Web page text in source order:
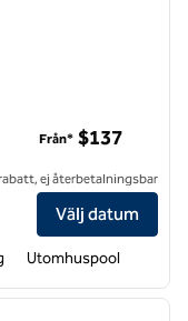
Från* $137
ej återbetalningsbar
Välj datum
Utomhuspool
nästa